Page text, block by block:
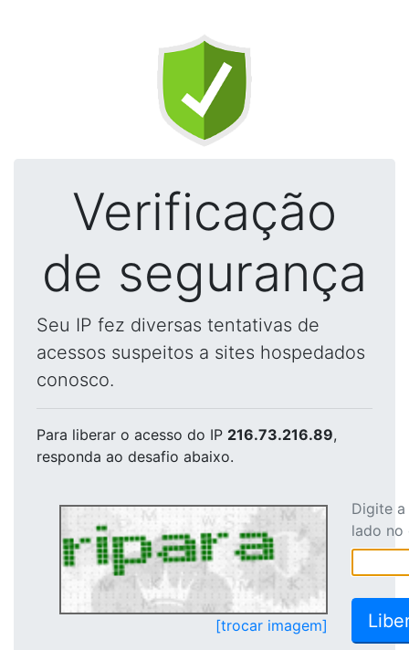
Verificação
de segurança
Seu IP fez diversas tentativas de
acessos suspeitos a sites hospedados
conosco.
Para liberar o acesso do IP 216.73.216.89,
responda ao desafio abaixo.
[trocar imagem]
Digite
lado no